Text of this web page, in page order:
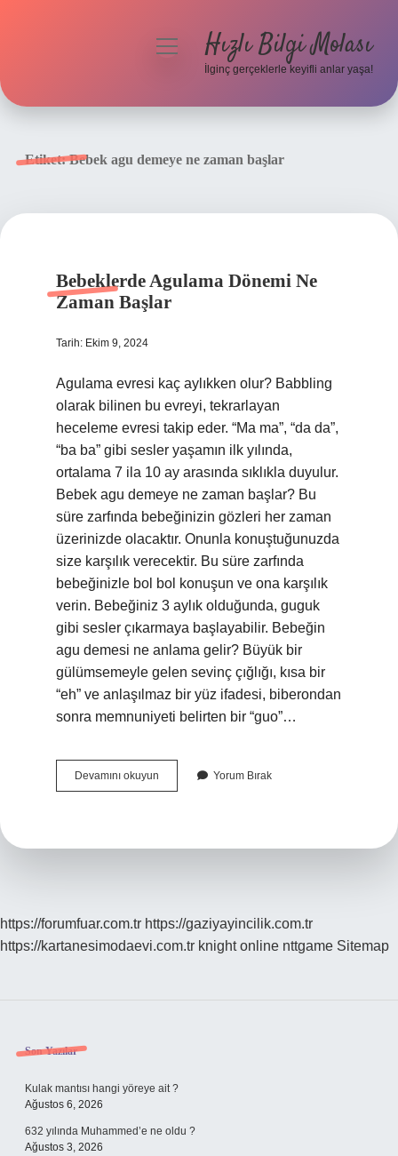
menüyüHızlı Bilgi Molası
İlginç gerçeklerle keyifli anlar yaşa!
Etiket:Bebek agu demeye ne zaman başlar
Bebeklerde Agulama Dönemi Ne
Zaman Başlar
Tarih: Ekim 9, 2024
Agulama evresi kaç aylıkken olur? Babbling
olarak bilinen bu evreyi, tekrarlayan
heceleme evresi takip eder. “Ma ma”, “da da”,
“ba ba” gibi sesler yaşamın ilk yılında,
ortalama 7 ila 10 ay arasında sıklıkla duyulur.
Bebek agu demeye ne zaman başlar? Bu
süre zarfında bebeğinizin gözleri her zaman
üzerinizde olacaktır. Onunla konuştuğunuzda
size karşılık verecektir. Bu süre zarfında
bebeğinizle bol bol konuşun ve ona karşılık
verin. Bebeğiniz 3 aylık olduğunda, guguk
gibi sesler çıkarmaya başlayabilir. Bebeğin
agu demesi ne anlama gelir? Büyük bir
gülümsemeyle gelen sevinç çığlığı, kısa bir
“eh” ve anlaşılmaz bir yüz ifadesi, biberondan
sonra memnuniyeti belirten bir “guo”…
Devamını okuyun Bebeklerde
Agulama
Yorum Bırak
https://forumfuar.com.tr https://gaziyayincilik.com.tr
https://kartanesimodaevi.com.tr knight online nttgame Sitemap
Sidebar
Son Yazılar
Kulak mantısı hangi yöreye ait ?
Ağustos 6, 2026
632 yılında Muhammed’e ne oldu ?
Ağustos 3, 2026